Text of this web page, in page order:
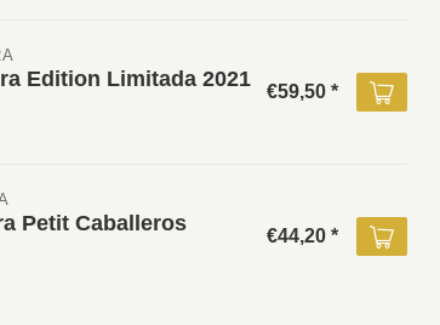
Edition Limitada 2021
€59,50 *
Petit Caballeros
€44,20 *